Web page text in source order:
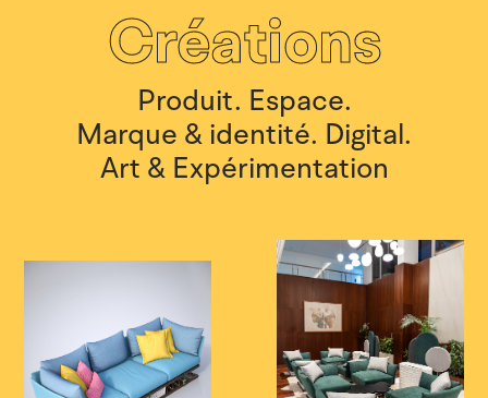
Créations
Produit. Espace.
Marque & identité. Digital.
Art & Expérimentation